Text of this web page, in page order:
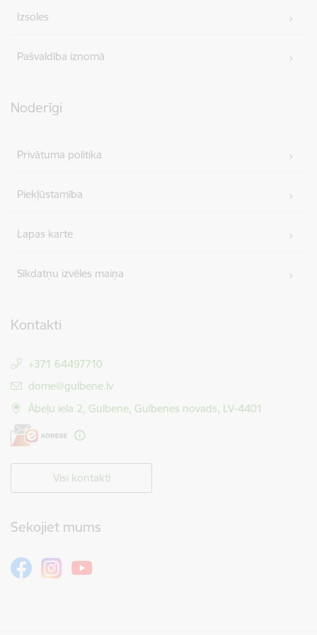
Izsoles
Pašvaldība iznomā
Noderīgi
Privātuma politika
Piekļūstamība
Lapas karte
Sīkdatņu izvēles maiņa
Kontakti
+371 64497710
E-pasts:
dome@gulbene.lv
Ābeļu iela 2, Gulbene, Gulbenes novads, LV-4401
Visi kontakti
Sekojiet mums